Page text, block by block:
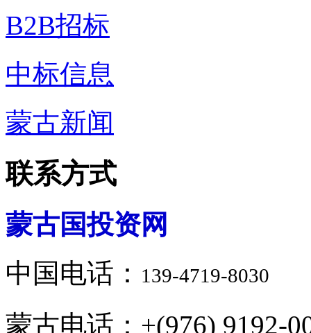
B2B招标
中标信息
蒙古新闻
联系方式
蒙古国投资网
中国电话： 139-4719-8030
蒙古电话：+(976) 9192-